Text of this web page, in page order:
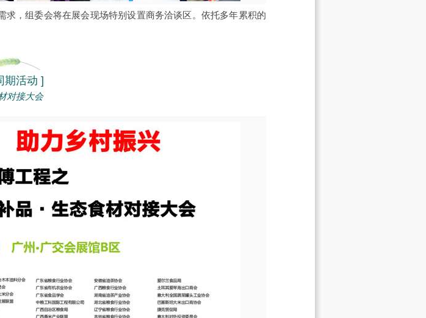
，组委会将在展会现场特别设置商务洽谈区。依托多年累积的
期活动 ]
对接大会